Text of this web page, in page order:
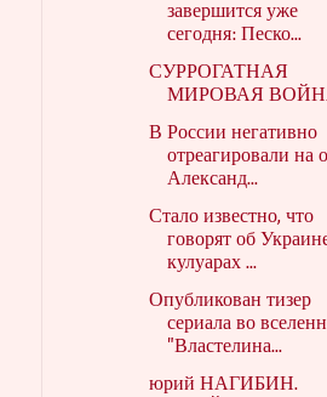
завершится уже
сегодня: Песко...
СУРРОГАТНАЯ
МИРОВАЯ
В России негативно
отреагировали на
Александ...
Стало известно, что
говорят об
кулуарах ...
Опубликован тизер
сериала во
"Властелина...
юрий НАГИБИН.